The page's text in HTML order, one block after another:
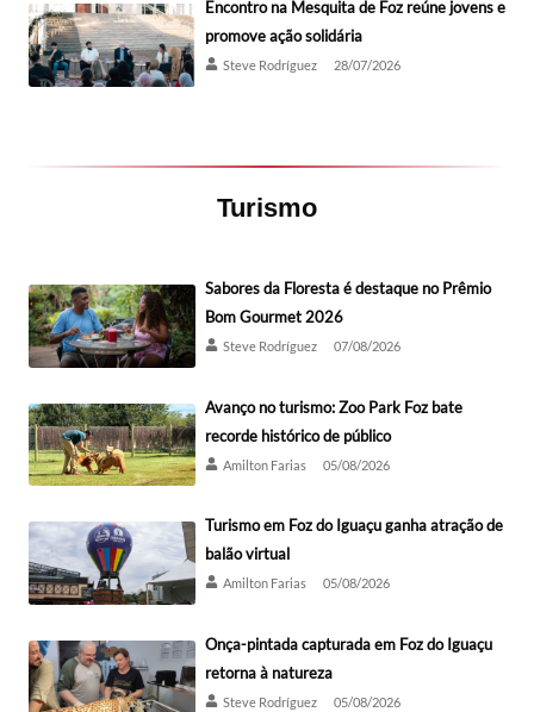
Encontro na Mesquita de Foz reúne jovens e
promove ação solidária
Steve Rodríguez 28/07/2026
Turismo
Sabores da Floresta é destaque no Prêmio
Bom Gourmet 2026
Steve Rodríguez 07/08/2026
Avanço no turismo: Zoo Park Foz bate
recorde histórico de público
Amilton Farias 05/08/2026
Turismo em Foz do Iguaçu ganha atração de
balão virtual
Amilton Farias 05/08/2026
Onça-pintada capturada em Foz do Iguaçu
retorna à natureza
Steve Rodríguez 05/08/2026